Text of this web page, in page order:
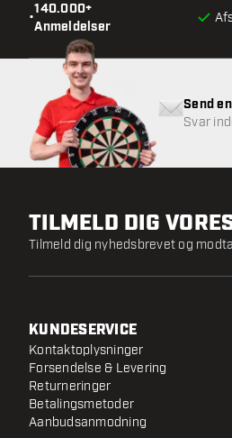
•
140.000+
Anmeldelser
Send
Svar
TILMELD DIG
Tilmeld dig nyhedsbrevet og
KUNDESERVICE
Kontaktoplysninger
Forsendelse & Levering
Returneringer
Betalingsmetoder
Aanbudsanmodning